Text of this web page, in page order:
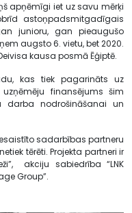
apņēmīgi iet uz savu mērķi
astoņpadsmitgadīgais
junioru, gan pieaugušo
augsto 6. vietu, bet 2020.
kausa posmā Ēģiptē.
kas tiek pagarināts uz
finansējums šim
darba nodrošināšanai un
sadarbības partneru
tērēti. Projekta partneri ir
akciju sabiedrība “LNK
Group”.